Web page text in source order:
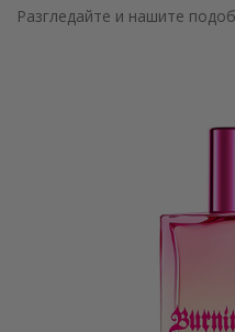
Разгледайте и нашите